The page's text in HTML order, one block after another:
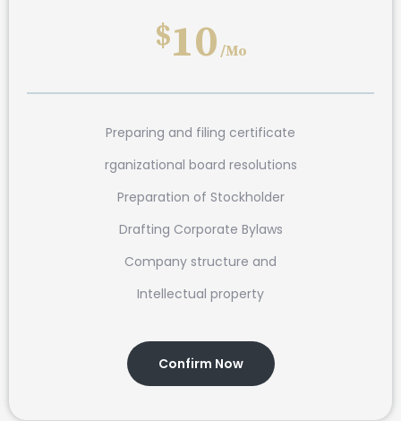
$10 /Mo
Preparing and filing certificate
rganizational board resolutions
Preparation of Stockholder
Drafting Corporate Bylaws
Company structure and
Intellectual property
Confirm Now